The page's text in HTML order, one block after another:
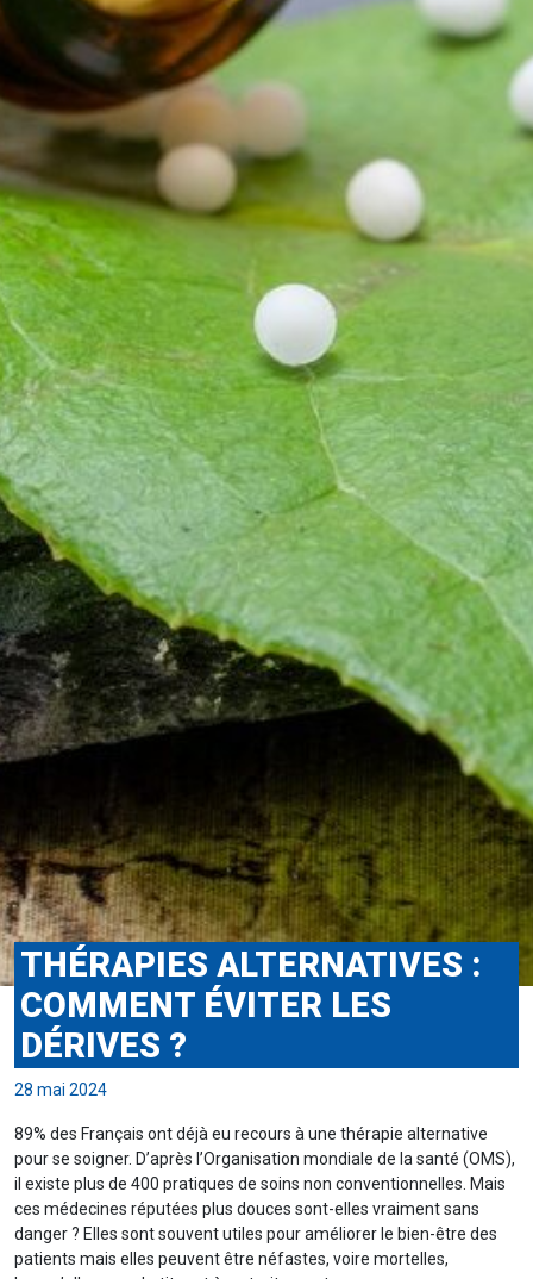
THÉRAPIES ALTERNATIVES :
COMMENT ÉVITER LES
DÉRIVES ?
28 mai 2024
89% des Français ont déjà eu recours à une thérapie alternative
pour se soigner. D’après l’Organisation mondiale de la santé (OMS),
il existe plus de 400 pratiques de soins non conventionnelles. Mais
ces médecines réputées plus douces sont-elles vraiment sans
danger ? Elles sont souvent utiles pour améliorer le bien-être des
patients mais elles peuvent être néfastes, voire mortelles,